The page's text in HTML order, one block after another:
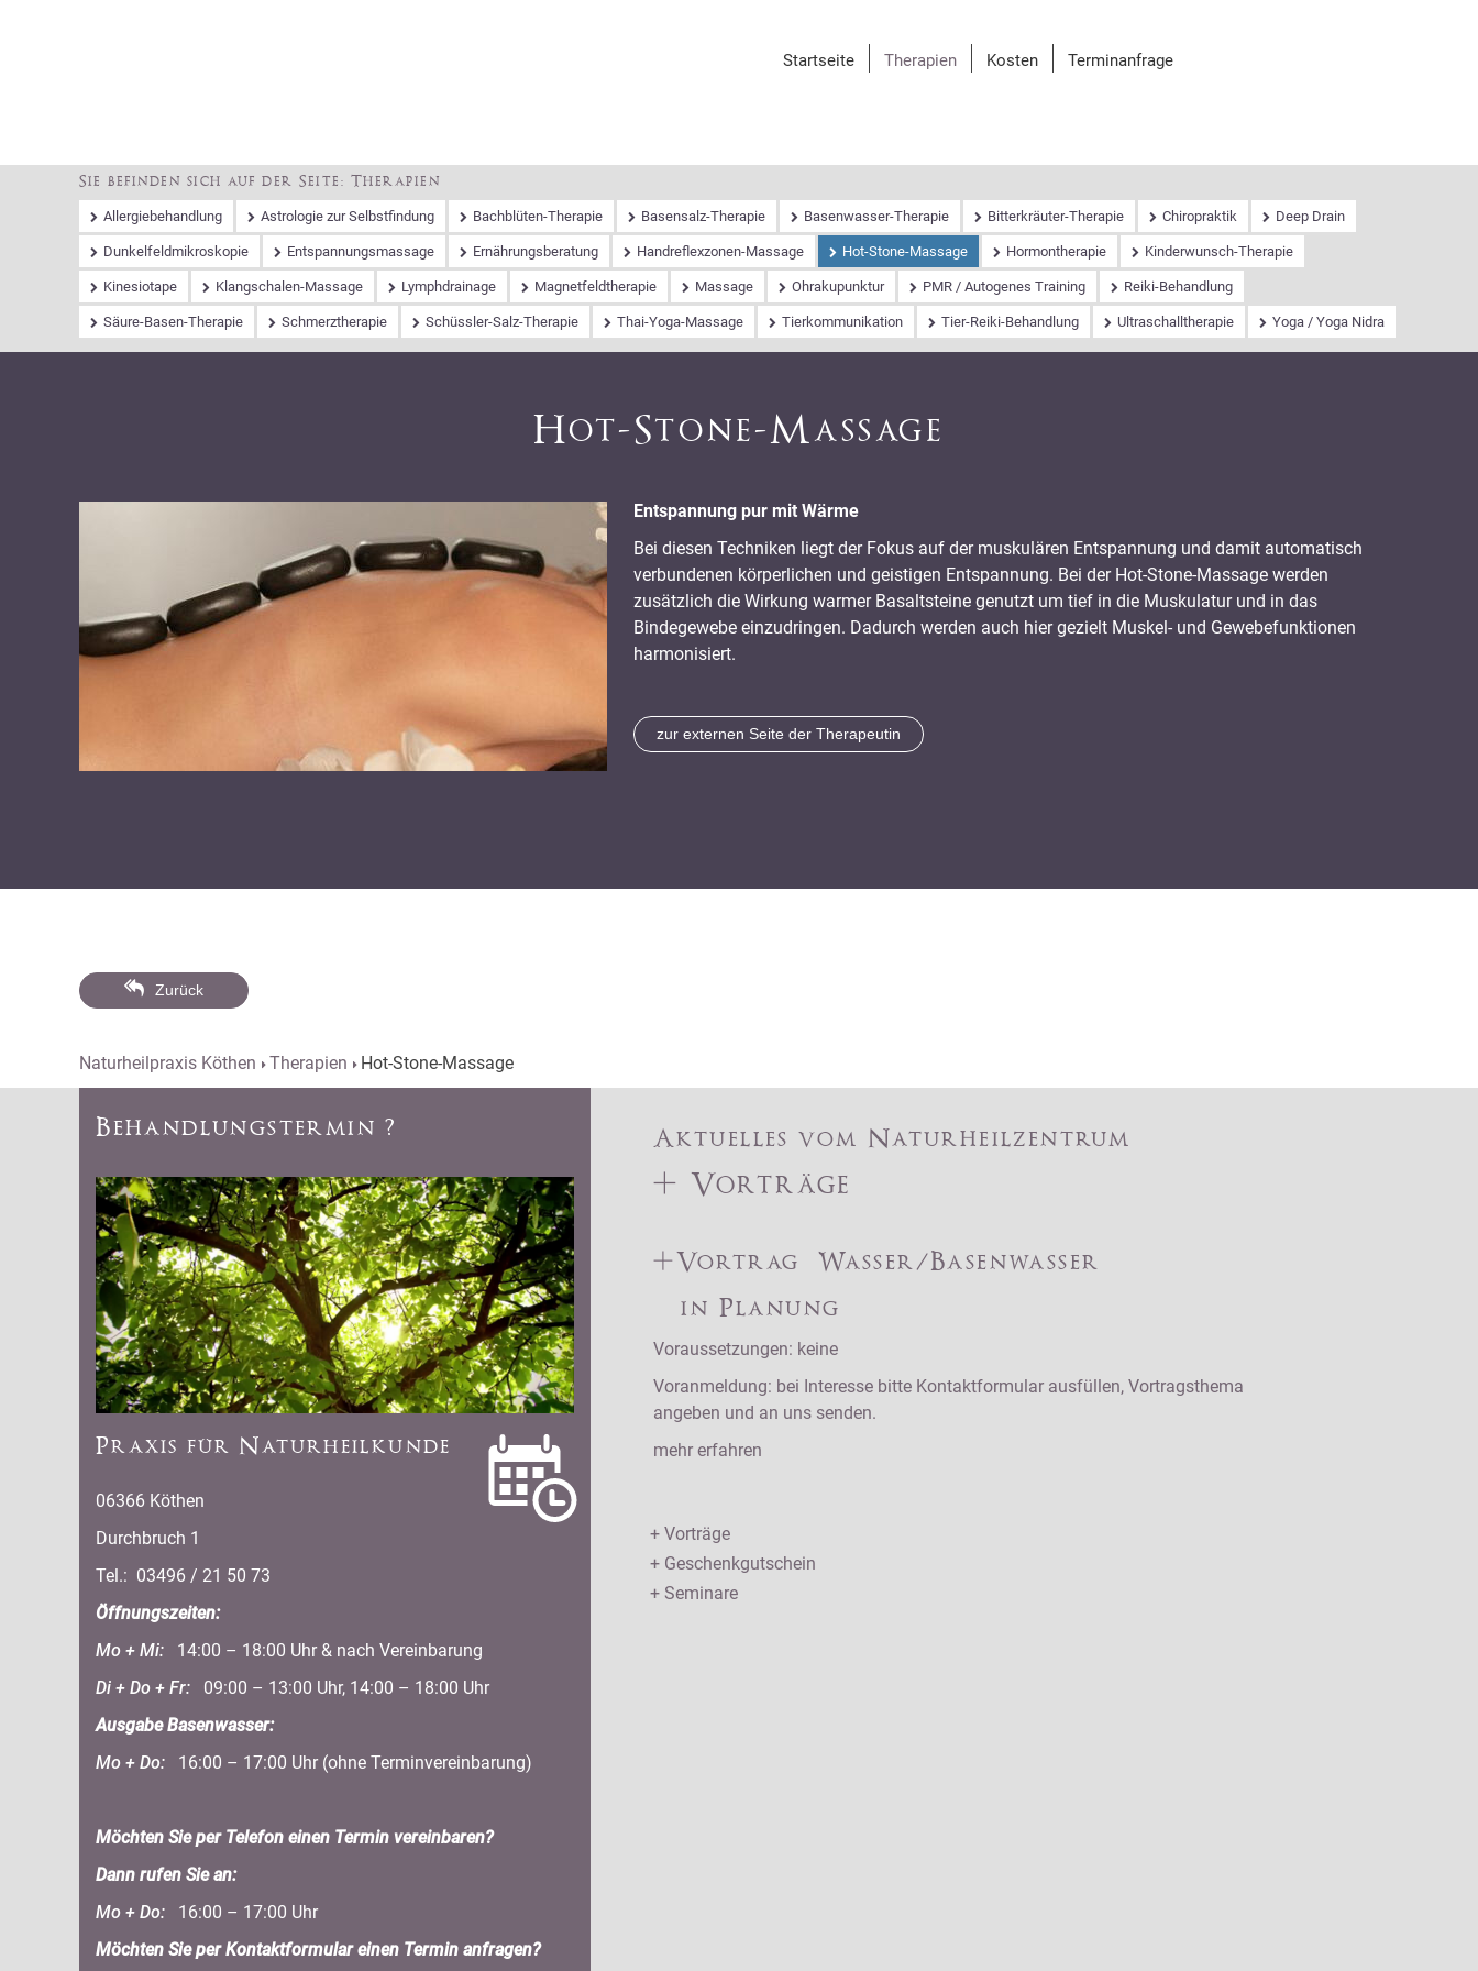
Navigation
überspringen
Startseite Therapien Kosten Terminanfrage
Sie befinden sich auf der Seite: Therapien
Navigation
überspringen
Allergiebehandlung Astrologie zur Selbstfindung Bachblüten-Therapie Basensalz-Therapie Basenwasser-Therapie Bitterkräuter-Therapie Chiropraktik Deep Drain
Dunkelfeldmikroskopie Entspannungsmassage Ernährungsberatung Handreflexzonen-Massage Hot-Stone-Massage Hormontherapie Kinderwunsch-Therapie
Kinesiotape Klangschalen-Massage Lymphdrainage Magnetfeldtherapie Massage Ohrakupunktur PMR / Autogenes Training Reiki-Behandlung
Säure-Basen-Therapie Schmerztherapie Schüssler-Salz-Therapie Thai-Yoga-Massage Tierkommunikation Tier-Reiki-Behandlung Ultraschalltherapie Yoga / Yoga Nidra
Hot-Stone-Massage
Entspannung pur mit Wärme
Bei diesen Techniken liegt der Fokus auf der muskulären Entspannung und damit automatisch
verbundenen körperlichen und geistigen Entspannung. Bei der Hot-Stone-Massage werden
zusätzlich die Wirkung warmer Basaltsteine genutzt um tief in die Muskulatur und in das
Bindegewebe einzudringen. Dadurch werden auch hier gezielt Muskel- und Gewebefunktionen
harmonisiert.
zur externen Seite der Therapeutin
Zurück
Naturheilpraxis Köthen Therapien Hot-Stone-Massage
Behandlungstermin ?
Praxis für Naturheilkunde
06366 Köthen
Durchbruch 1
Tel.: 03496 / 21 50 73
Öffnungszeiten:
Mo + Mi: 14:00 – 18:00 Uhr & nach Vereinbarung
Di + Do + Fr: 09:00 – 13:00 Uhr, 14:00 – 18:00 Uhr
Ausgabe Basenwasser:
Mo + Do: 16:00 – 17:00 Uhr (ohne Terminvereinbarung)
Möchten Sie per Telefon einen Termin vereinbaren?
Dann rufen Sie an:
Mo + Do: 16:00 – 17:00 Uhr
Möchten Sie per Kontaktformular einen Termin anfragen?
Aktuelles vom Naturheilzentrum
+ Vorträge
+Vortrag Wasser/Basenwasser
in Planung
Voraussetzungen: keine
Voranmeldung: bei Interesse bitte Kontaktformular ausfüllen, Vortragsthema
angeben und an uns senden.
mehr erfahren
+ Vorträge
+ Geschenkgutschein
+ Seminare